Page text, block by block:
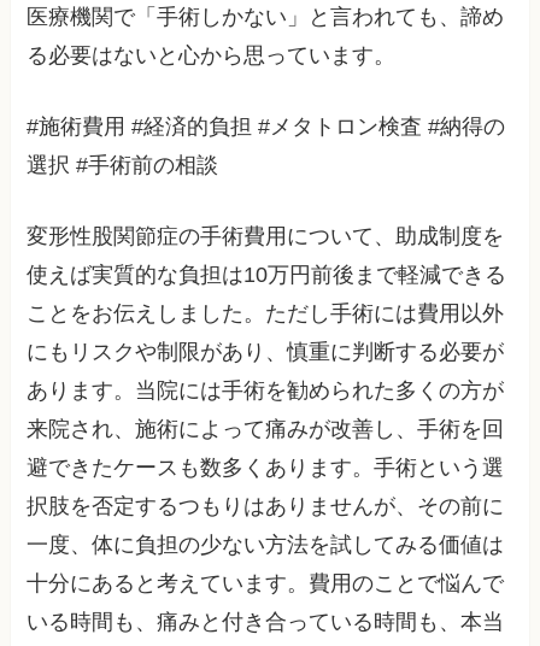
医療機関で「手術しかない」と言われても、諦め
る必要はないと心から思っています。
#施術費用 #経済的負担 #メタトロン検査 #納得の
選択 #手術前の相談
変形性股関節症の手術費用について、助成制度を
使えば実質的な負担は10万円前後まで軽減できる
ことをお伝えしました。ただし手術には費用以外
にもリスクや制限があり、慎重に判断する必要が
あります。当院には手術を勧められた多くの方が
来院され、施術によって痛みが改善し、手術を回
避できたケースも数多くあります。手術という選
択肢を否定するつもりはありませんが、その前に
一度、体に負担の少ない方法を試してみる価値は
十分にあると考えています。費用のことで悩んで
いる時間も、痛みと付き合っている時間も、本当